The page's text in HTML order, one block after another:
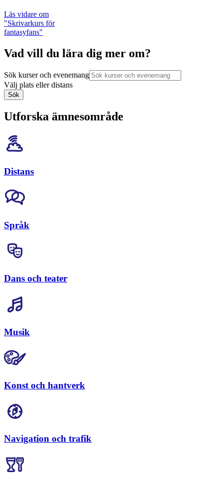
Läs vidare om
"Skrivarkurs för
fantasyfans"
Vad vill du lära dig mer om?
Sök kurser och evenemang
Välj plats eller distans
Sök
Utforska ämnesområde
Distans
Språk
Dans och teater
Musik
Konst och hantverk
Navigation och trafik